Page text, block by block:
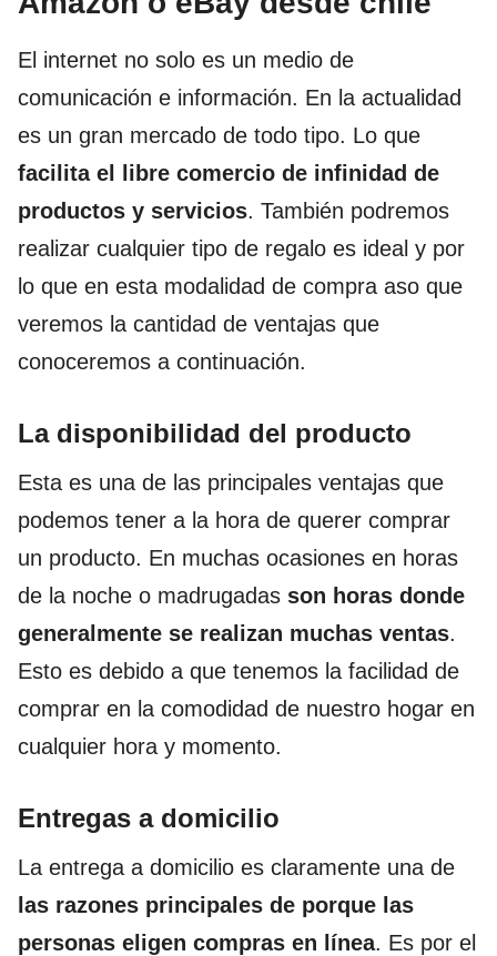
El internet no solo es un medio de
comunicación e información. En la actualidad
es un gran mercado de todo tipo. Lo que
facilita el libre comercio de infinidad de
productos y servicios. También podremos
realizar cualquier tipo de regalo es ideal y por
lo que en esta modalidad de compra aso que
veremos la cantidad de ventajas que
conoceremos a continuación.
La disponibilidad del producto
Esta es una de las principales ventajas que
podemos tener a la hora de querer comprar
un producto. En muchas ocasiones en horas
de la noche o madrugadas son horas donde
generalmente se realizan muchas ventas.
Esto es debido a que tenemos la facilidad de
comprar en la comodidad de nuestro hogar en
cualquier hora y momento.
Entregas a domicilio
La entrega a domicilio es claramente una de
las razones principales de porque las
personas eligen compras en línea. Es por el